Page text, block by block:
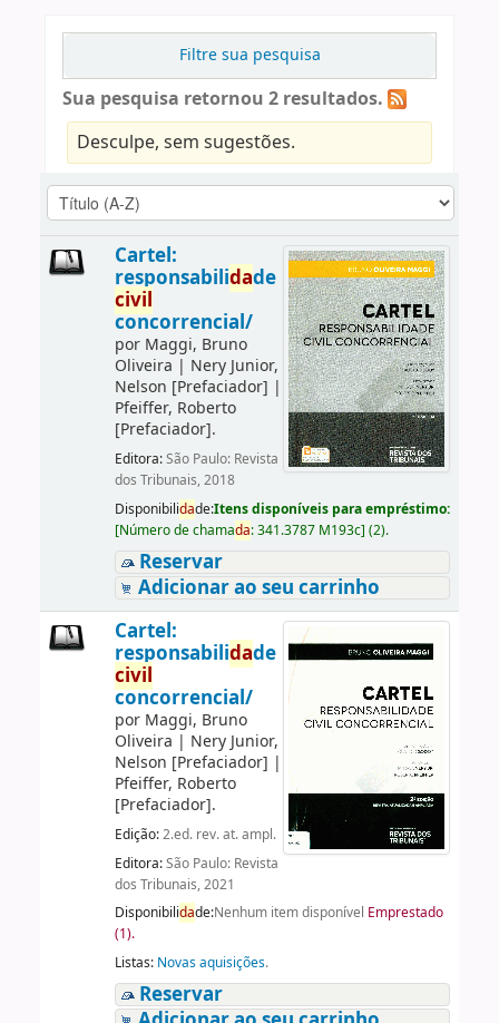
Filtre sua pesquisa
Sua pesquisa retornou 2 resultados.
Desculpe, sem sugestões.
Cartel:
responsabilidade
civil
concorrencial/
por Maggi, Bruno
Oliveira | Nery Junior,
Nelson [Prefaciador] |
Pfeiffer, Roberto
[Prefaciador].
Editora:São Paulo: Revista
dos Tribunais, 2018
Disponibilidade:Itens disponíveis para empréstimo:
[Número de chamada:341.3787 M193c] (2).
Reservar
Adicionar ao seu carrinho
Cartel:
responsabilidade
civil
concorrencial/
por Maggi, Bruno
Oliveira | Nery Junior,
Nelson [Prefaciador] |
Pfeiffer, Roberto
[Prefaciador].
Edição:2.ed. rev. at. ampl.
Editora:São Paulo: Revista
dos Tribunais, 2021
Disponibilidade:Nenhum item disponível Emprestado
(1).
Listas: Novas aquisições.
Reservar